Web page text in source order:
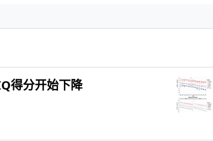
得分开始下降